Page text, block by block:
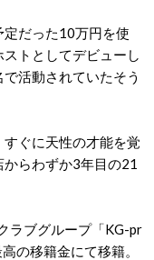
だった10万円を使
トとしてデビューし
活動されていたそう
ぐに天性の才能を覚
らわずか3年目の21
ラブグループ「KG-pr
の移籍金にて移籍。